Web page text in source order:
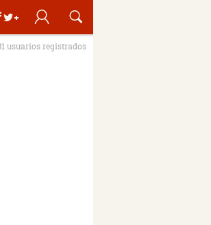
usuarios registrados